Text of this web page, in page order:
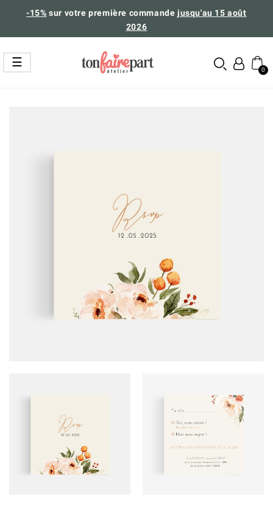
-15% sur votre première commandejusqu'au 15 août
2026
Basculer
la
navigation
☰